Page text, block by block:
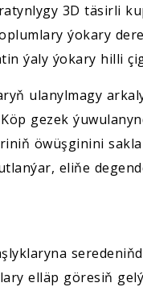
3D täsirli
ýokary
ýaly ýokary hilli
ulanylmagy
gezek
öwüşginini
eliňe
elläp göresiň